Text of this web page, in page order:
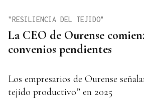
La CEO de Ourense
convenios pendientes
"RESILIENCIA DEL TEJIDO"
Los empresarios de Ourense
tejido productivo” en 2025